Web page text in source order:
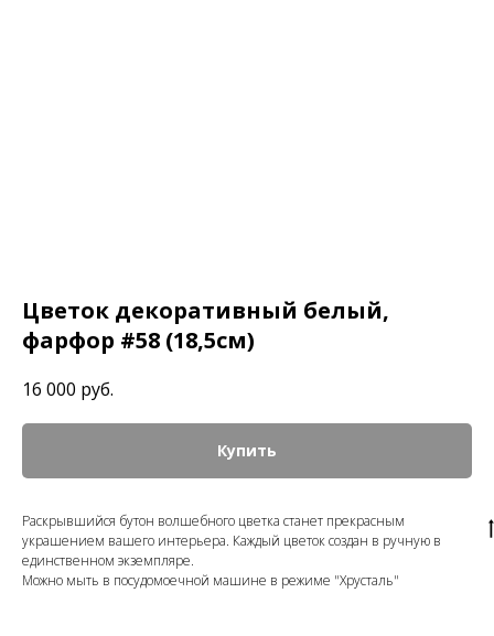
Цветок декоративный белый,
фарфор #58 (18,5см)
16 000 руб.
Купить
Раскрывшийся бутон волшебного цветка станет прекрасным
украшением вашего интерьера. Каждый цветок создан в ручную в
единственном экземпляре.
Можно мыть в посудомоечной машине в режиме "Хрусталь"